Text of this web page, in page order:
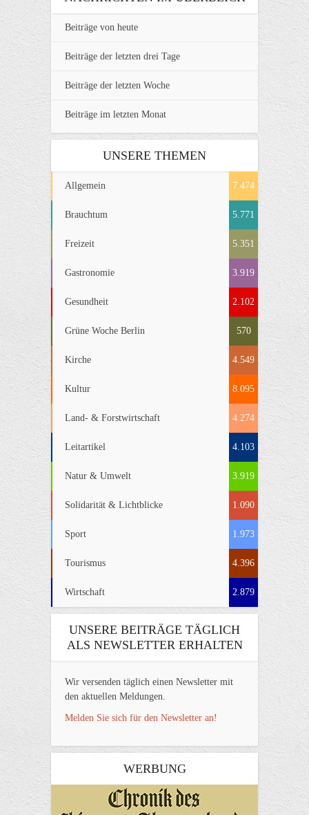
Beiträge von heute
Beiträge der letzten drei Tage
Beiträge der letzten Woche
Beiträge im letzten Monat
UNSERE THEMEN
Allgemein 7.474
Brauchtum 5.771
Freizeit 5.351
Gastronomie 3.919
Gesundheit 2.102
Grüne Woche Berlin 570
Kirche 4.549
Kultur 8.095
Land- & Forstwirtschaft 4.274
Leitartikel 4.103
Natur & Umwelt 3.919
Solidarität & Lichtblicke 1.090
Sport 1.973
Tourismus 4.396
Wirtschaft 2.879
UNSERE BEITRÄGE TÄGLICH
ALS NEWSLETTER ERHALTEN
Wir versenden täglich einen Newsletter mit
den aktuellen Meldungen.
Melden Sie sich für den Newsletter an!
WERBUNG